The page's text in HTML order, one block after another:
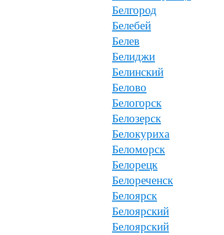
Белгород
Белебей
Белев
Белиджи
Белинский
Белово
Белогорск
Белозерск
Белокуриха
Беломорск
Белорецк
Белореченск
Белоярск
Белоярский
Белоярский